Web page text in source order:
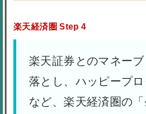
楽天経済圏 Step 4
楽天証券とのマネー
落とし、ハッピープ
など、楽天経済圏の